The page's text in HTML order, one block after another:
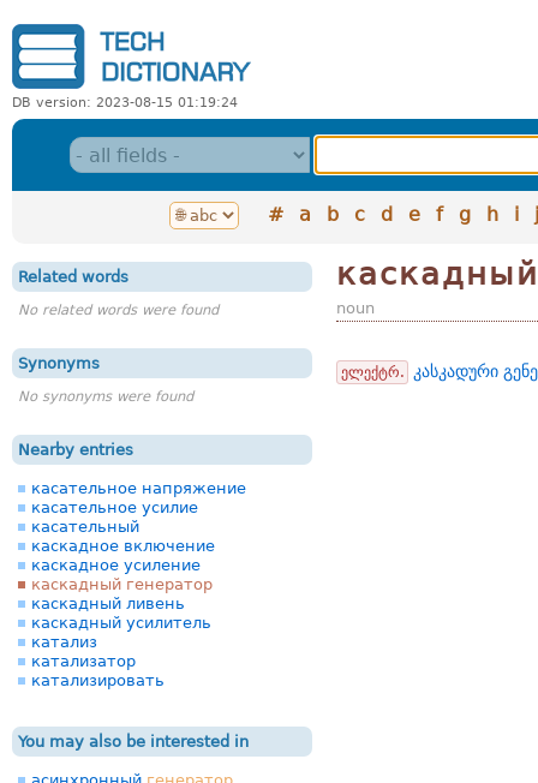
DB version: 2023-08-15 01:19:24
# a b c d e f g h i j
Related words
No related words were found
Synonyms
No synonyms were found
Nearby entries
касательное напряжение
касательное усилие
касательный
каскадное включение
каскадное усиление
каскадный генератор
каскадный ливень
каскадный усилитель
катализ
катализатор
катализировать
You may also be interested in
noun
ელექტრ. კასკადური